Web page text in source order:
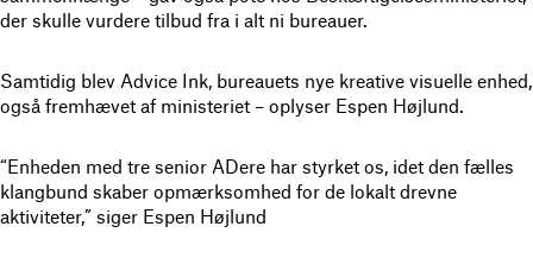
der skulle vurdere tilbud fra i alt ni bureauer.
Samtidig blev Advice Ink, bureauets nye kreative visuelle enhed,
også fremhævet af ministeriet – oplyser Espen Højlund.
“Enheden med tre senior ADere har styrket os, idet den fælles
klangbund skaber opmærksomhed for de lokalt drevne
aktiviteter,” siger Espen Højlund